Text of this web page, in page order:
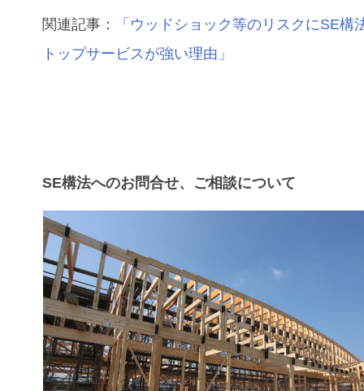
関連記事：
「ウッドショック等のリスクにSE構
トップサービスが強い理由」
SE構法へのお問合せ、ご相談について